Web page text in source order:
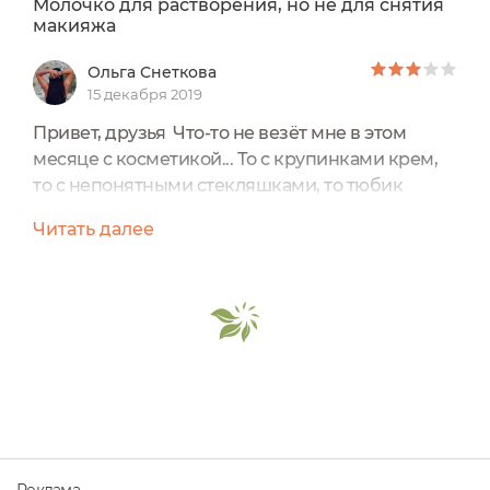
Молочко для растворения, но не для снятия
макияжа
Ольга Снеткова
15 декабря 2019
Привет, друзья Что-то не везёт мне в этом
месяце с косметикой... То с крупинками крем,
то с непонятными стекляшками, то тюбик
макияжа, которое его не снимает, а
чём я и расскажу в этом отзывеМолочко для
снятия макияжа "Овсянка" Kleona На
Читать далее